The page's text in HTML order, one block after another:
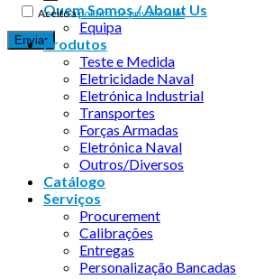
Aceito apolítica de privacidade
Quem Somos / About Us
Equipa
Produtos
Teste e Medida
Eletricidade Naval
Eletrónica Industrial
Transportes
Forças Armadas
Eletrónica Naval
Outros/Diversos
Catálogo
Serviços
Procurement
Calibrações
Entregas
Personalização Bancadas